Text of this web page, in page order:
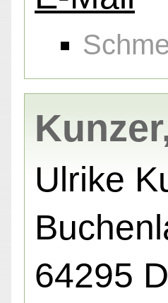
Ulrike
64295